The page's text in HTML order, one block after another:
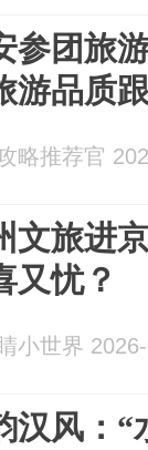
参团旅
游品质
略推荐官
文旅进
又忧？
小世界
汉风：“